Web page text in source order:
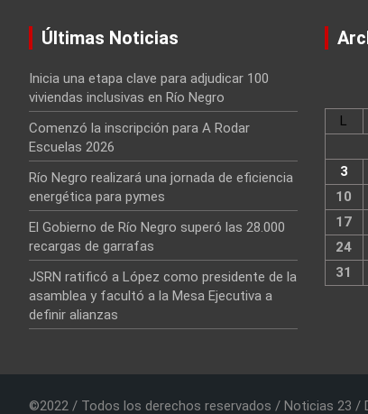
Últimas Noticias
Inicia una etapa clave para adjudicar 100
viviendas inclusivas en Río Negro
Comenzó la inscripción para A Rodar
Escuelas 2026
Río Negro realizará una jornada de eficiencia
energética para pymes
El Gobierno de Río Negro superó las 28.000
recargas de garrafas
JSRN ratificó a López como presidente de la
asamblea y facultó a la Mesa Ejecutiva a
definir alianzas
L
3
10
17
24
31
©2022 / Todos los derechos reservados / Noticias 23 /